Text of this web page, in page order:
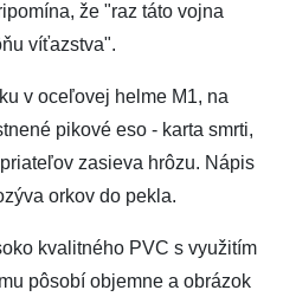
že "raz táto vojna
víťazstva".
v oceľovej helme M1, na
pikové eso - karta smrti,
zasieva hrôzu. Nápis
orkov do pekla.
kvalitného PVC s využitím
pôsobí objemne a obrázok